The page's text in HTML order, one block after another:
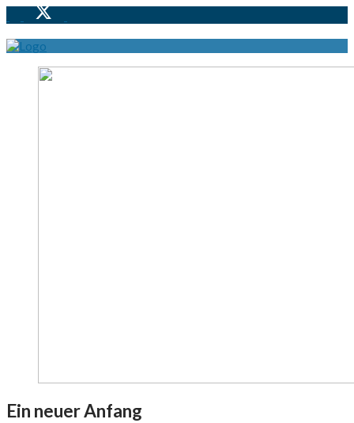
Ein neuer Anfang